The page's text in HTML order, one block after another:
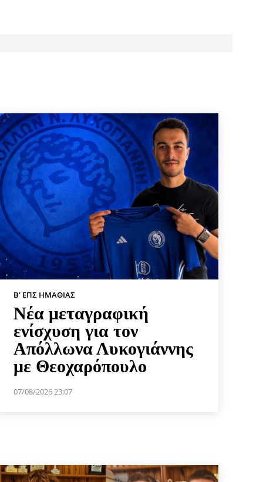
Β' ΕΠΣ ΗΜΑΘΊΑΣ
Νέα μεταγραφική
ενίσχυση για τον
Απόλλωνα Λυκογιάννης
με Θεοχαρόπουλο
07/08/2026 23:07